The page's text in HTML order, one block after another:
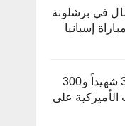
في برشلونة
إسبانيا
الصحة الإيرانية: 35 شهيداً و300
الأميركية على